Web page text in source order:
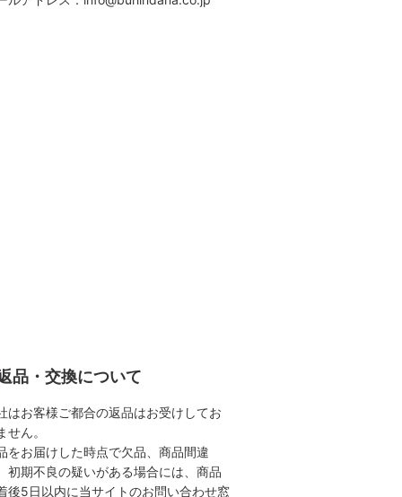
品・交換について
はお客様ご都合の返品はお受けしてお
せん。
をお届けした時点で欠品、商品間違
初期不良の疑いがある場合には、商品
後5日以内に当サイトのお問い合わせ窓